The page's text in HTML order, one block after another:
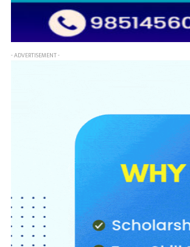
- ADVERTISEMENT -